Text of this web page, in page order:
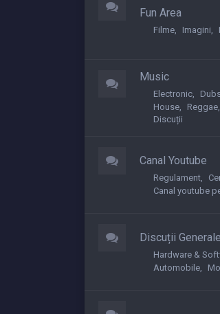
Fun Area
Filme Imagini
Music
Electronic
House
Reggae
Discuții
Canal Youtube
Regulament
Canal youtube
Discuții Generale
Hardware &
Automobile